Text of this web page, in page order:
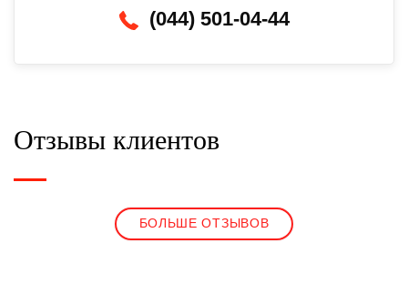
(044) 501-04-44
Отзывы клиентов
БОЛЬШЕ ОТЗЫВОВ